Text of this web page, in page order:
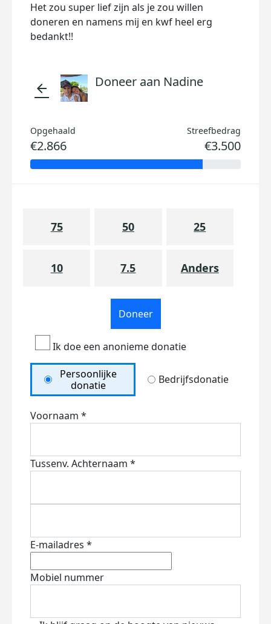
Het zou super lief zijn als je zou willen
doneren en namens mij en kwf heel erg
bedankt!!
arrow_back Doneer aan Nadine
Opgehaald
€2.866
Streefbedrag
€3.500
75 50 25
10 7.5 Anders
Doneer
Ik doe een anonieme donatie
Persoonlijke
donatie
Bedrijfsdonatie
Voornaam *
Tussenv. Achternaam *
E-mailadres *
Mobiel nummer